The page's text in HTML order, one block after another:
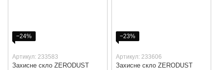
−24%
Артикул: 233583
Захисне скло ZERODUST
−23%
Артикул: 233606
Захисне скло ZERODUST